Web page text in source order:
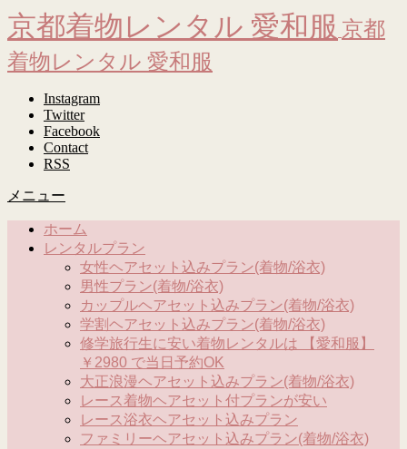
京都着物レンタル 愛和服 京都
着物レンタル 愛和服
Instagram
Twitter
Facebook
Contact
RSS
メニュー
ホーム
レンタルプラン
女性ヘアセット込みプラン(着物/浴衣)
男性プラン(着物/浴衣)
カップルヘアセット込みプラン(着物/浴衣)
学割ヘアセット込みプラン(着物/浴衣)
修学旅行生に安い着物レンタルは 【愛和服】
￥2980 で当日予約OK
大正浪漫ヘアセット込みプラン(着物/浴衣)
レース着物ヘアセット付プランが安い
レース浴衣ヘアセット込みプラン
ファミリーヘアセット込みプラン(着物/浴衣)